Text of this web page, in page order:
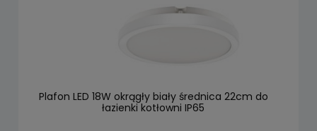
Plafon LED 18W okrągły biały średnica 22cm do
łazienki kotłowni IP65